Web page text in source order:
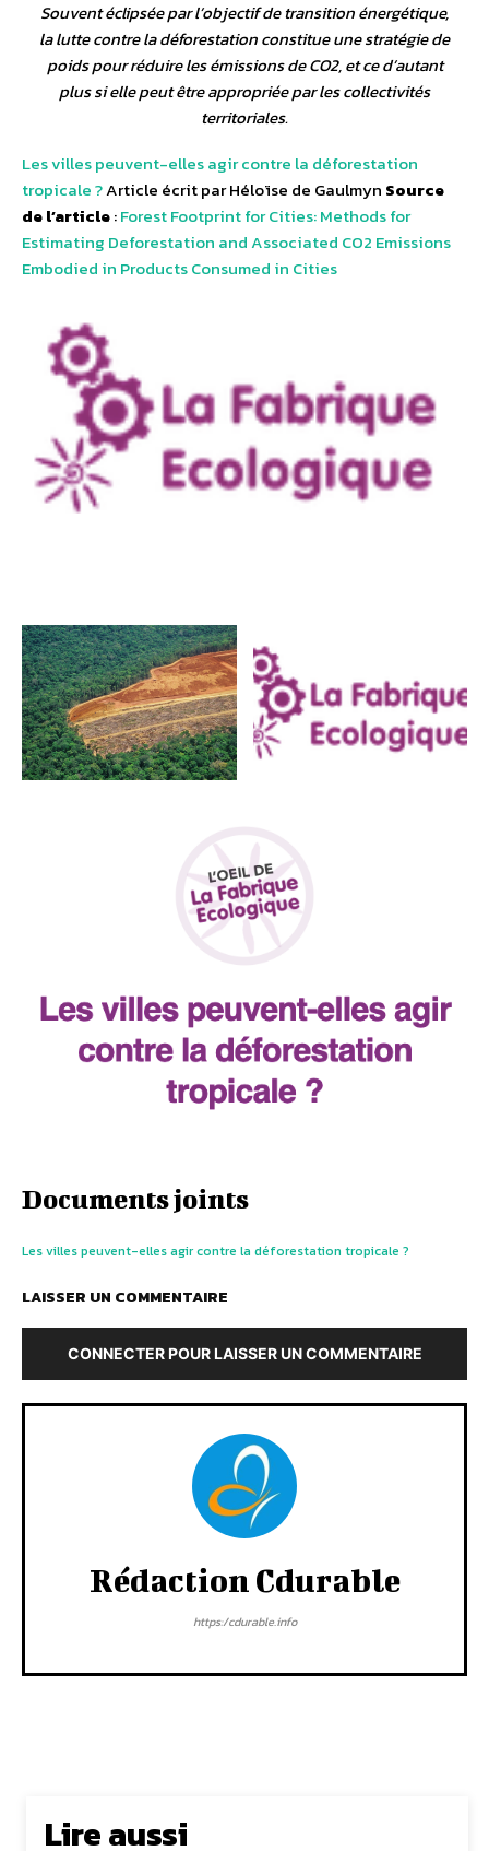
Souvent éclipsée par l’objectif de transition énergétique,
la lutte contre la déforestation constitue une stratégie de
poids pour réduire les émissions de CO2, et ce d’autant
plus si elle peut être appropriée par les collectivités
territoriales.
Les villes peuvent-elles agir contre la déforestation
tropicale ?Article écrit par Héloïse de Gaulmyn Source
de l’article:Forest Footprint for Cities: Methods for
Estimating Deforestation and Associated CO2 Emissions
Embodied in Products Consumed in Cities
Documents joints
Les villes peuvent-elles agir contre la déforestation tropicale ?
LAISSER UN COMMENTAIRE
CONNECTER POUR LAISSER UN COMMENTAIRE
Rédaction Cdurable
https:/cdurable.info
Lire aussi